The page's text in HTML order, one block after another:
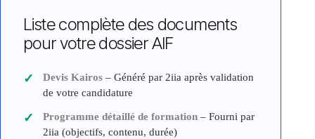
Liste complète des documents
pour votre dossier AIF
Devis Kairos – Généré par 2iia après validation
de votre candidature
Programme détaillé de formation – Fourni par
2iia (objectifs, contenu, durée)